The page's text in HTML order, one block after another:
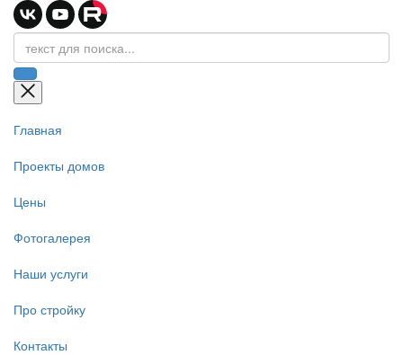
Главная
Проекты домов
Цены
Фотогалерея
Наши услуги
Про стройку
Контакты